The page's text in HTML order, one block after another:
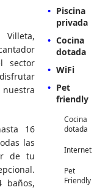
sector
16
las
de tu
baños,
Piscina
privada
Cocina
dotada
WiFi
Pet
friendly
Cocina
dotada
Internet
Pet
Friendly